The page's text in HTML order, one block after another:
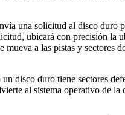
una solicitud al disco duro
ubicará con precisión la
a las pistas y sectores
disco duro tiene sectores
al sistema operativo de la